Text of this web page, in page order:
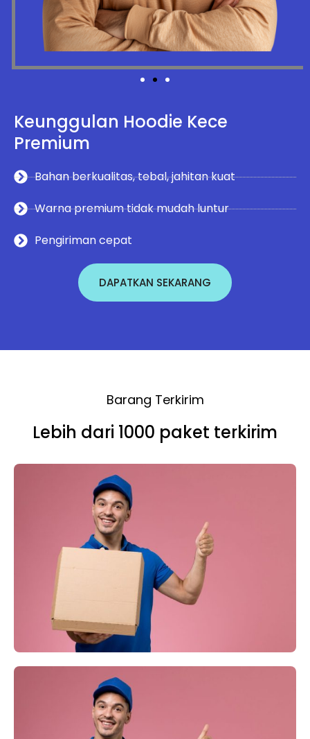
Keunggulan Hoodie Kece
Premium
Bahan berkualitas, tebal, jahitan kuat
Warna premium tidak mudah luntur
Pengiriman cepat
DAPATKAN SEKARANG
Barang Terkirim
Lebih dari 1000 paket terkirim